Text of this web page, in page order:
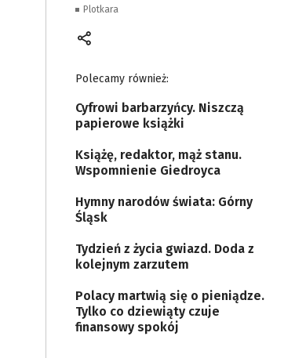
Plotkara
Polecamy również:
Cyfrowi barbarzyńcy. Niszczą
papierowe książki
Książę, redaktor, mąż stanu.
Wspomnienie Giedroyca
Hymny narodów świata: Górny
Śląsk
Tydzień z życia gwiazd. Doda z
kolejnym zarzutem
Polacy martwią się o pieniądze.
Tylko co dziewiąty czuje
finansowy spokój